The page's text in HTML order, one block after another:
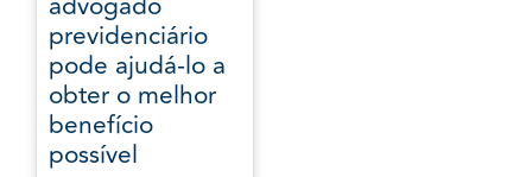
previdenciário
pode ajudá-lo a
obter o melhor
benefício
possível